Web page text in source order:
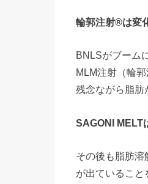
輪郭注射®︎は変
BNLSがブーム
MLM注射（輪
残念ながら脂
SAGONI MELT
その後も脂肪
が出ていること